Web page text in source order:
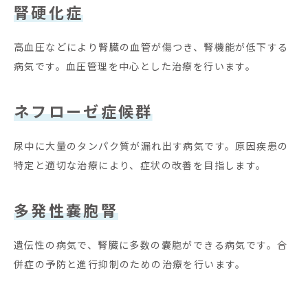
腎硬化症
高血圧などにより腎臓の血管が傷つき、腎機能が低下する
病気です。血圧管理を中心とした治療を行います。
ネフローゼ症候群
尿中に大量のタンパク質が漏れ出す病気です。原因疾患の
特定と適切な治療により、症状の改善を目指します。
多発性嚢胞腎
遺伝性の病気で、腎臓に多数の嚢胞ができる病気です。合
併症の予防と進行抑制のための治療を行います。